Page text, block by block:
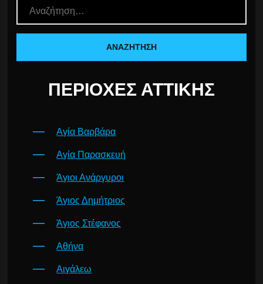
ΠΕΡΙΟΧΈΣ ΑΤΤΙΚΉΣ
Αγία Βαρβάρα
Αγία Παρασκευή
Άγιοι Ανάργυροι
Άγιος Δημήτριος
Άγιος Στέφανος
Αθήνα
Αιγάλεω